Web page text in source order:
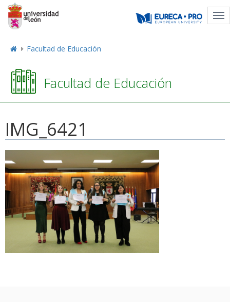
Facultad de Educación
Facultad de Educación
IMG_6421